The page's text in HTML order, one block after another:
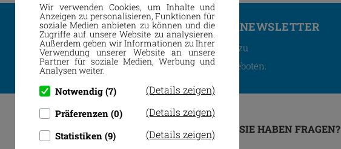
Wir verwenden Cookies, um Inhalte und
Anzeigen zu personalisieren, Funktionen für
soziale Medien anbieten zu können und die
Zugriffe auf unsere Website zu analysieren.
Außerdem geben wir Informationen zu Ihrer
Verwendung unserer Website an unsere
Partner für soziale Medien, Werbung und
Analysen weiter.
Notwendig (7) (Details zeigen)
Präferenzen (0) (Details zeigen)
Statistiken (9) (Details zeigen)
ABONNIEREN SIE UNSEREN NEWSLETTER
Sie erhalten regelmäßig Information zu
neuen Produkten und aktuellen Angeboten.
SIE HABEN FRAGEN?